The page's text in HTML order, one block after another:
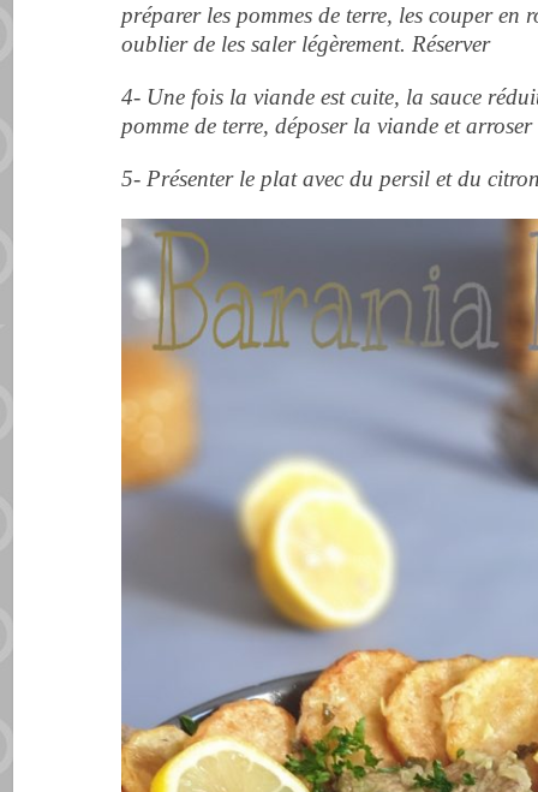
préparer les pommes de terre, les couper en
oublier de les saler légèrement. Réserver
4- Une fois la viande est cuite, la sauce
pomme de terre, déposer la viande et
5- Présenter le plat avec du persil et du